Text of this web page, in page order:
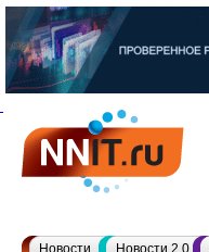
Новости Новости 2.0